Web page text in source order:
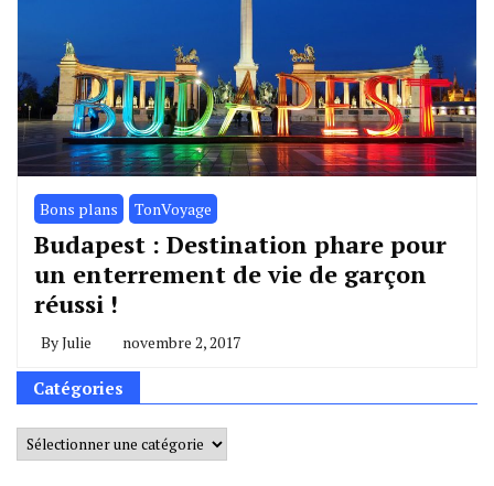
Bons plans TonVoyage
Budapest : Destination phare pour
un enterrement de vie de garçon
réussi !
ByJulie novembre 2, 2017
Catégories
Catégories